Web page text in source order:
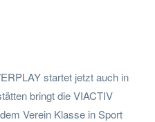
startet jetzt auch in
bringt die VIACTIV
Verein Klasse in Sport